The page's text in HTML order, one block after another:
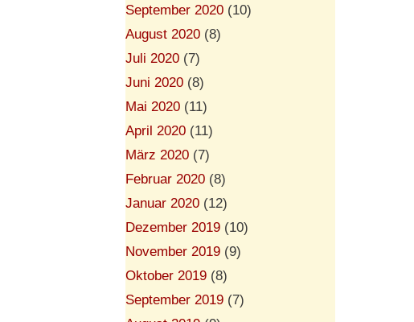
September 2020 (10)
August 2020 (8)
Juli 2020 (7)
Juni 2020 (8)
Mai 2020 (11)
April 2020 (11)
März 2020 (7)
Februar 2020 (8)
Januar 2020 (12)
Dezember 2019 (10)
November 2019 (9)
Oktober 2019 (8)
September 2019 (7)